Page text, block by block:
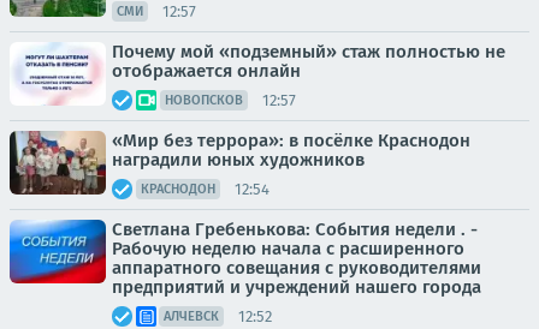
СМИ 12:57
Почему мой «подземный» стаж полностью не
отображается онлайн
НОВОПСКОВ 12:57
«Мир без террора»: в посёлке Краснодон
наградили юных художников
КРАСНОДОН 12:54
Светлана Гребенькова: События недели . -
Рабочую неделю начала с расширенного
аппаратного совещания с руководителями
предприятий и учреждений нашего города
АЛЧЕВСК 12:52